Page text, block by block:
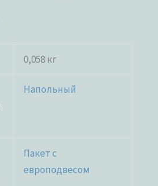
0,058 кг
Напольный
Пакет с
европодвесом